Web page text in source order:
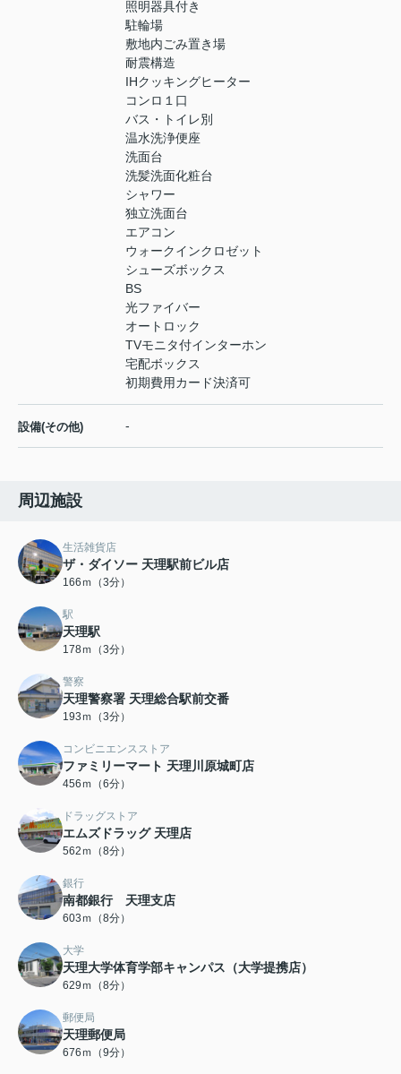
照明器具付き
駐輪場
敷地内ごみ置き場
耐震構造
IHクッキングヒーター
コンロ１口
バス・トイレ別
温水洗浄便座
洗面台
洗髪洗面化粧台
シャワー
独立洗面台
エアコン
ウォークインクロゼット
シューズボックス
BS
光ファイバー
オートロック
TVモニタ付インターホン
宅配ボックス
初期費用カード決済可
設備(その他) -
周辺施設
生活雑貨店
ザ・ダイソー 天理駅前ビル店
166ｍ（3分）
駅
天理駅
178ｍ（3分）
警察
天理警察署 天理総合駅前交番
193ｍ（3分）
コンビニエンスストア
ファミリーマート 天理川原城町店
456ｍ（6分）
ドラッグストア
エムズドラッグ 天理店
562ｍ（8分）
銀行
南都銀行 天理支店
603ｍ（8分）
大学
天理大学体育学部キャンパス（大学提携店）
629ｍ（8分）
郵便局
天理郵便局
676ｍ（9分）